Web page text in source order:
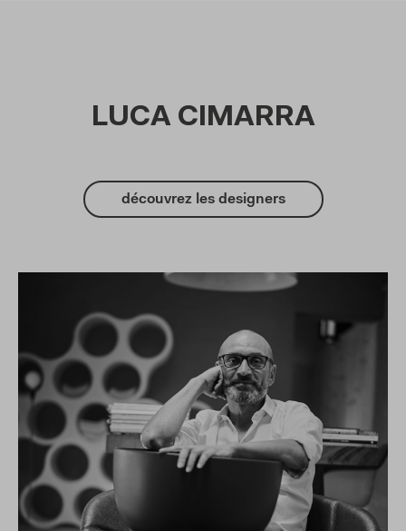
LUCA CIMARRA
découvrez les designers